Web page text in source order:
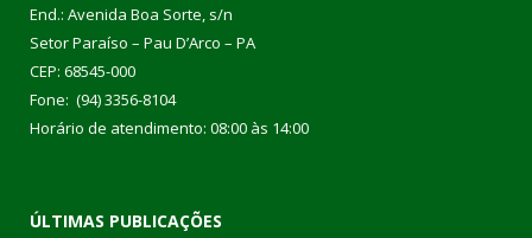
End.: Avenida Boa Sorte, s/n
Setor Paraíso – Pau D’Arco – PA
CEP: 68545-000
Fone: (94) 3356-8104
Horário de atendimento: 08:00 às 14:00
ÚLTIMAS PUBLICAÇÕES